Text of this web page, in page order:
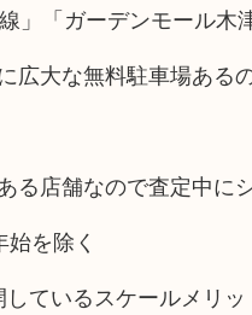
」「ガーデンモール木
広大な無料駐車場ある
る店舗なので査定中に
を除く
ているスケールメリッ